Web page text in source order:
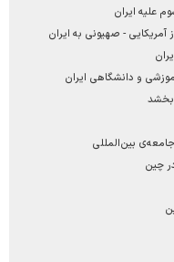
علیه ایران
آمریکایی - صهیونی به ایران
و دانشگاهی ایران
بین‌المللی
چین